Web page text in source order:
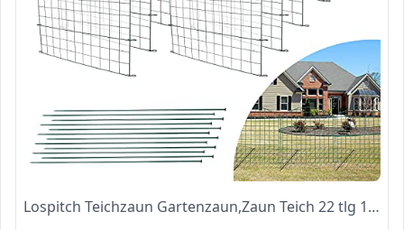
Lospitch Teichzaun Gartenzaun,Zaun Teich 22 tlg 10 Zaunelemente und 12 Befestigungsstäben,Gartenzaun Metall (Oberbogen)